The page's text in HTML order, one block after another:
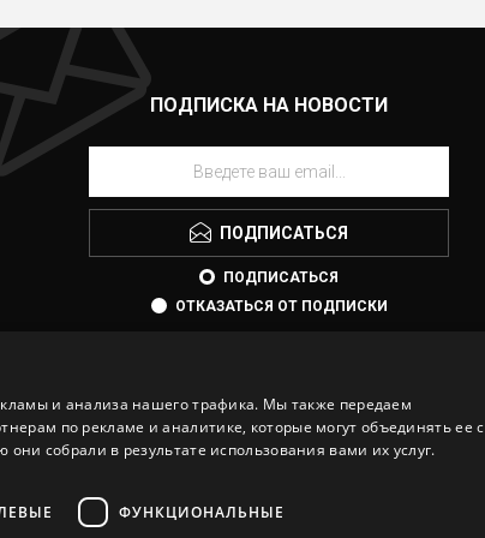
ПОДПИСКА НА НОВОСТИ
ПОДПИСАТЬСЯ
ПОДПИСАТЬСЯ
ОТКАЗАТЬСЯ ОТ ПОДПИСКИ
и анализа нашего трафика. Мы также передаем
по рекламе и аналитике, которые могут объединять ее с
собрали в результате использования вами их услуг.
ФУНКЦИОНАЛЬНЫЕ